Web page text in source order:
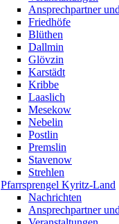
Ansprechpartner
Friedhöfe
Blüthen
Dallmin
Glövzin
Karstädt
Kribbe
Laaslich
Mesekow
Nebelin
Postlin
Premslin
Stavenow
Strehlen
Pfarrsprengel Kyritz-Land
Nachrichten
Ansprechpartner